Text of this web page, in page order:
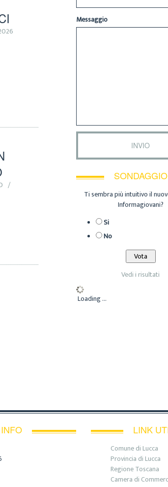
Messaggio
SONDAGGIO
Ti sembra più intuitivo il
Informagiovani?
Si
No
Vedi i risultati
Loading ...
INFO LINK
Comune di Lucca
Provincia di Lucca
Regione Toscana
Camera di